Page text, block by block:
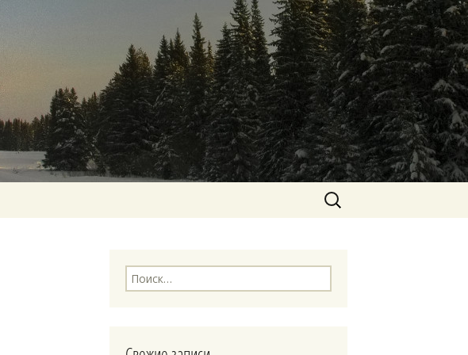
Найти:
Найти: